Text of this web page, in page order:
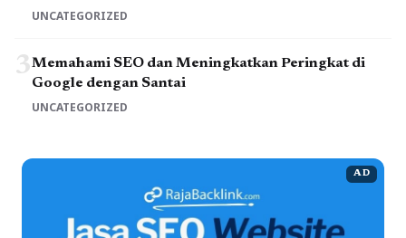
UNCATEGORIZED
3Memahami SEO dan Meningkatkan Peringkat di
Google dengan Santai
UNCATEGORIZED
AD